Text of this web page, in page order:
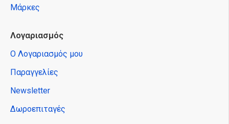
Μάρκες
Λογαριασμός
Ο Λογαριασμός μου
Παραγγελίες
Newsletter
Δωροεπιταγές